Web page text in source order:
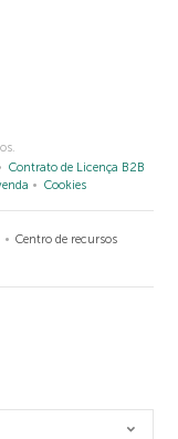
Contrato de Licença B2B
Cookies
Centro de recursos